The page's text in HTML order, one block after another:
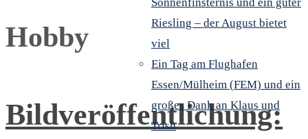
Hobby
Bildveröffentlichung:
Riesling – der August bietet
viel
Ein Tag am Flughafen
Essen/Mülheim (FEM) und ein
großes Dank an Klaus und
Trish